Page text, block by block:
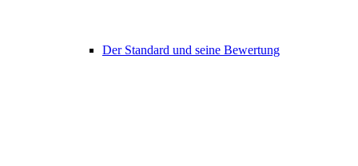
Der Standard und seine Bewertung